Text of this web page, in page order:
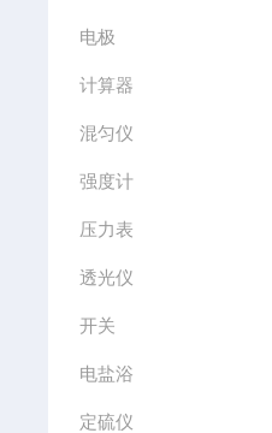
电极
计算器
混匀仪
强度计
压力表
透光仪
开关
电盐浴
定硫仪